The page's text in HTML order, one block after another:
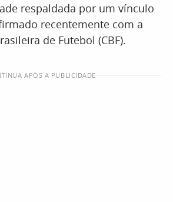
respaldada por um vínculo
recentemente com a
de Futebol (CBF).
APÓS A PUBLICIDADE